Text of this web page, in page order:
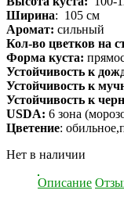
Ширина: 105 см
Аромат: сильный
Кол-во цветков на
Форма куста:
Устойчивость к
Устойчивость к
Устойчивость к
USDA: 6 зона
Цветение:
Нет в наличии
Описание